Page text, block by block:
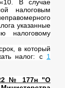
В случае
налоговым
указанные
налоговому
в который
налог: с 1
№ 177н "О